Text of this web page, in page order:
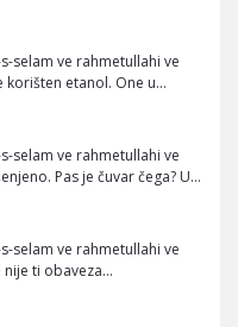
selam ve rahmetullahi ve
korišten etanol. One u…
selam ve rahmetullahi ve
Pas je čuvar čega? U…
selam ve rahmetullahi ve
nije ti obaveza…